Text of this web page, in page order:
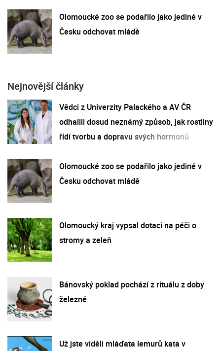
Olomoucké zoo se podařilo jako jediné v
Česku odchovat mládě
Nejnovější články
Vědci z Univerzity Palackého a AV ČR
odhalili dosud neznámý způsob, jak rostliny
řídí tvorbu a dopravu svých hormonů
Olomoucké zoo se podařilo jako jediné v
Česku odchovat mládě
Olomoucký kraj vypsal dotaci na péči o
stromy a zeleň
Bánovský poklad pochází z rituálu z doby
železné
Už jste viděli mláďata lemurů kata v